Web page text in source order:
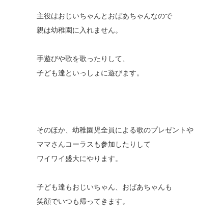
主役はおじいちゃんとおばあちゃんなので
親は幼稚園に入れません。
手遊びや歌を歌ったりして、
子ども達といっしょに遊びます。
そのほか、幼稚園児全員による歌のプレゼントや
ママさんコーラスも参加したりして
ワイワイ盛大にやります。
子ども達もおじいちゃん、おばあちゃんも
笑顔でいつも帰ってきます。